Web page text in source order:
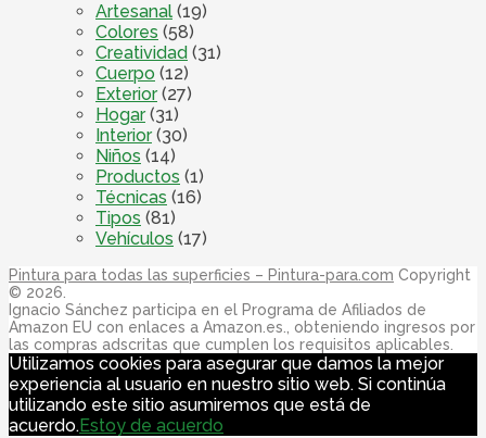
Artesanal (19)
Colores (58)
Creatividad (31)
Cuerpo (12)
Exterior(27)
Hogar(31)
Interior(30)
Niños (14)
Productos (1)
Técnicas (16)
Tipos (81)
Vehículos (17)
Pintura para todas las superficies – Pintura-para.com Copyright
© 2026.
Ignacio Sánchez participa en el Programa de Afiliados de
Amazon EU con enlaces a Amazon.es., obteniendo ingresos por
las compras adscritas que cumplen los requisitos aplicables.
Utilizamos cookies para asegurar que damos la mejor
experiencia al usuario en nuestro sitio web. Si continúa
utilizando este sitio asumiremos que está de
acuerdo.Estoy de acuerdo